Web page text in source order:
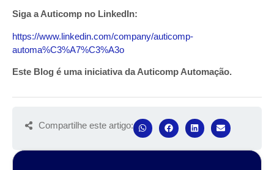
Siga a Auticomp no LinkedIn:
https://www.linkedin.com/company/auticomp-
automa%C3%A7%C3%A3o
Este Blog é uma iniciativa da Auticomp Automação.
Compartilhe este artigo: